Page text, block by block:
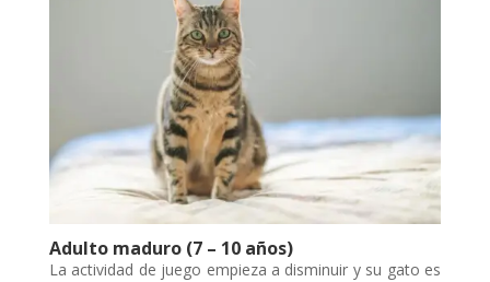
Adulto maduro (7 – 10 años)
La actividad de juego empieza a disminuir y su gato es